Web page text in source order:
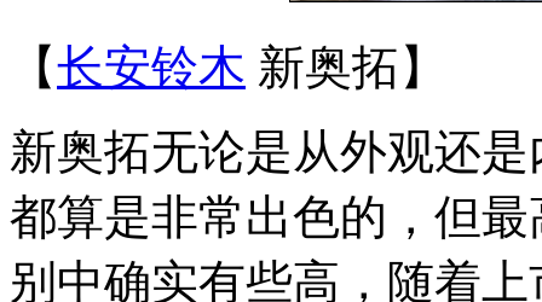
【长安铃木 新奥拓】
新奥拓无论是从外观还
都算是非常出色的，但
别中确实有些高，随着